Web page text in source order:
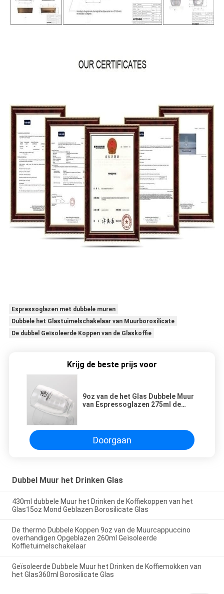
Espressoglazen met dubbele muren
Dubbele het Glastuimelschakelaar van Muurborosilicate
De dubbel Geïsoleerde Koppen van de Glaskoffie
Krijg de beste prijs voor
9oz van de het Glas Dubbele Muur
van Espressoglazen 275ml de
Doorgaan
Dubbel Muur het Drinken Glas
430ml dubbele Muur het Drinken de Koffiekoppen van het
Glas15oz Mond Geblazen Borosilicate Glas
De thermo Dubbele Koppen 9oz van de Muurcappuccino
overhandigen Opgeblazen 260ml Geïsoleerde
Koffietuimelschakelaar
Geïsoleerde Dubbele Muur het Drinken de Koffiemokken van
het Glas360ml Borosilicate Glas